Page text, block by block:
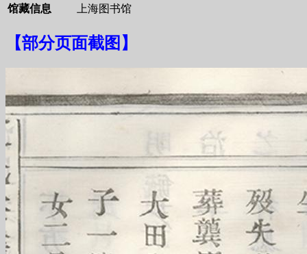
馆藏信息
上海图书馆
【部分页面截图 】